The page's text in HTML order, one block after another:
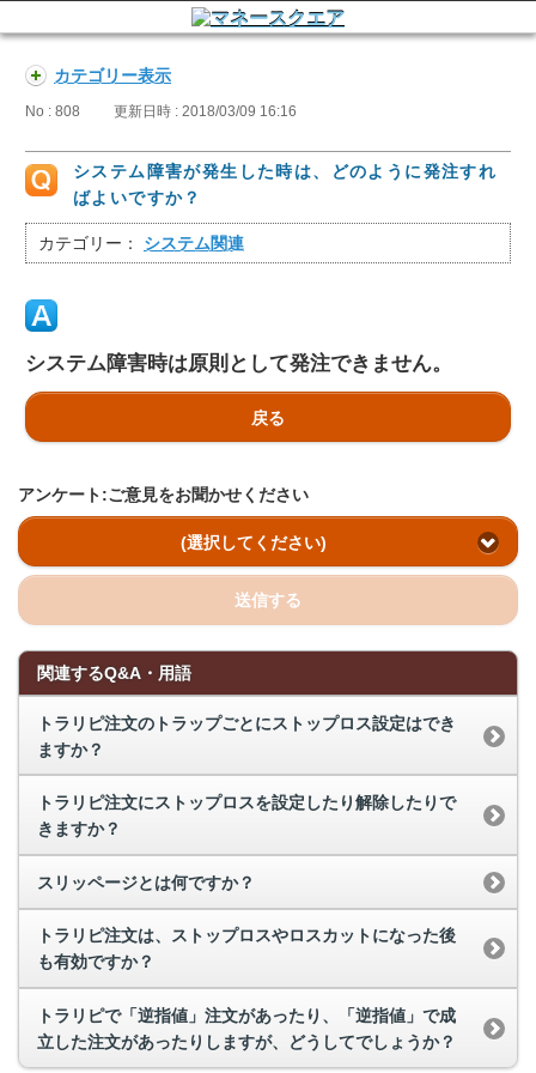
カテゴリー表示
No : 808 更新日時 : 2018/03/09 16:16
システム障害が発生した時は、どのように発注すれ
ばよいですか？
カテゴリー： システム関連
システム障害時は原則として発注できません。
戻る
アンケート:ご意見をお聞かせください
(選択してください)
送信する
関連するQ&A・用語
トラリピ注文のトラップごとにストップロス設定はでき
ますか？
トラリピ注文にストップロスを設定したり解除したりで
きますか？
スリッページとは何ですか？
トラリピ注文は、ストップロスやロスカットになった後
も有効ですか？
トラリピで「逆指値」注文があったり、「逆指値」で成
立した注文があったりしますが、どうしてでしょうか？